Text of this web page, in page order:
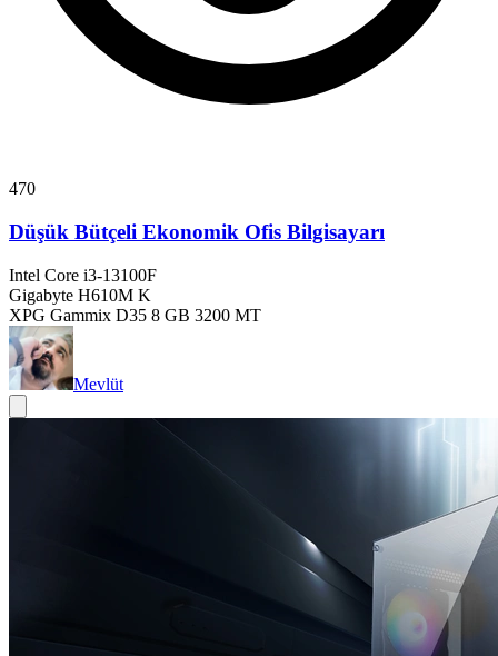
470
Düşük Bütçeli Ekonomik Ofis Bilgisayarı
Intel Core i3-13100F
Gigabyte H610M K
XPG Gammix D35 8 GB 3200 MT
Mevlüt